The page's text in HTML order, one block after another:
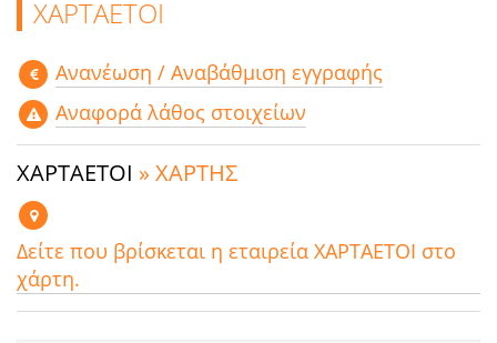
ΧΑΡΤΑΕΤΟΙ
Aνανέωση / Αναβάθμιση εγγραφής
Αναφορά λάθος στοιχείων
ΧΑΡΤΑΕΤΟΙ » ΧΑΡΤΗΣ
Δείτε που βρίσκεται η εταιρεία ΧΑΡΤΑΕΤΟΙ στο
χάρτη.